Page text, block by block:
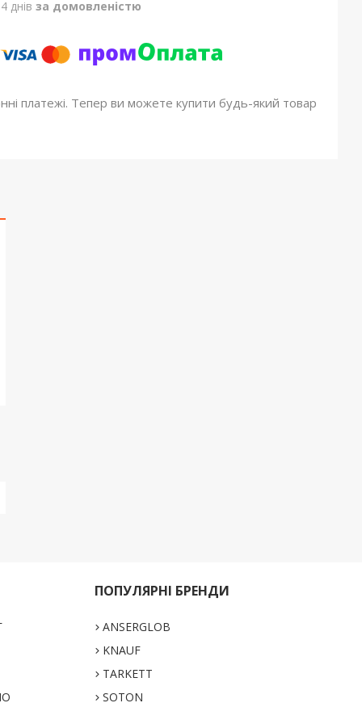
днів за домовленістю
платежі. Тепер ви можете купити будь-який товар
ПОПУЛЯРНІ БРЕНДИ
ANSERGLOB
KNAUF
TARKETT
SOTON